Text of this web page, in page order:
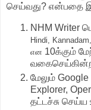
செய்வது? என்பதை
NHM Writer
Hindi,
என 10க்கும்
மேலும்
Explorer,
தட்டச்சு செய்ய